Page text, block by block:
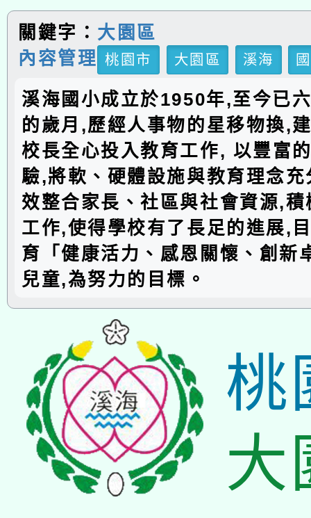
關鍵字： 大園區
內容管理
桃園市 大園區 溪海
溪海國小成立於1950年,至今已
的歲月,歷經人事物的星移物換,
校長全心投入教育工作, 以豐富
驗,將軟、硬體設施與教育理念
效整合家長、社區與社會資源,
工作,使得學校有了長足的進展,
育「健康活力、感恩關懷、創新
兒童,為努力的目標。
桃
大